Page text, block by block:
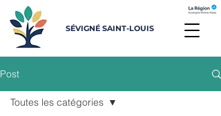
SÉVIGNÉ SAINT-LOUIS
Post
Toutes les catégories